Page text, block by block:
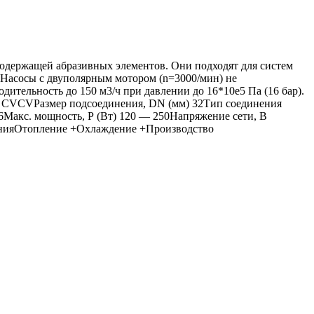
абразивных элементов. Они подходят для систем
с двуполярным мотором (n=3000/мин) не
до 150 м3/ч при давлении до 16*10e5 Па (16 бар).
CVCVРазмер подсоединения, DN (мм) 32Тип соединения
мощность, Р (Вт) 120 ― 250Напряжение сети, В
+Охлаждение +Производство